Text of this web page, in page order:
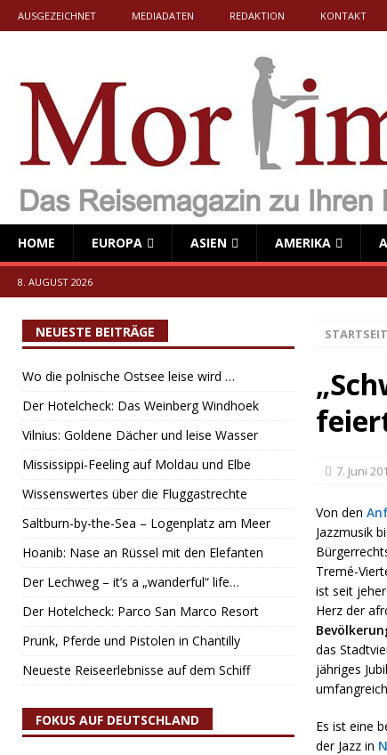
AUSGEZEICHNET MEDIADATEN REDAKTION KONTAKT
HOME EUROPA ASIEN AMERIKA
8. AUGUST 2026
7. Juni
Von den
Jazzmusik
Tremé-
ist seit
Herz der
das
jähriges
Es ist eine
der Jazz in
NEUESTE BEITRÄGE
Wo die polnische Ostsee leise wird …
Der Hotelcheck: Das Weinberg Windhoek
Vilnius: Goldene Dächer und leise Wasser
Mississippi-Feeling auf Moldau und Elbe
Wissenswertes über die Fluggastrechte
Saltburn-by-the-Sea – Logenplatz am Meer
Hoanib: Nase an Rüssel mit den Elefanten
Der Lechweg – it’s a „wanderful“ life…
Der Hotelcheck: Parco San Marco Resort
Prunk, Pferde und Pistolen in Chantilly
Neueste Reiseerlebnisse auf dem Schiff
FOKUS AUF DEUTSCHLAND